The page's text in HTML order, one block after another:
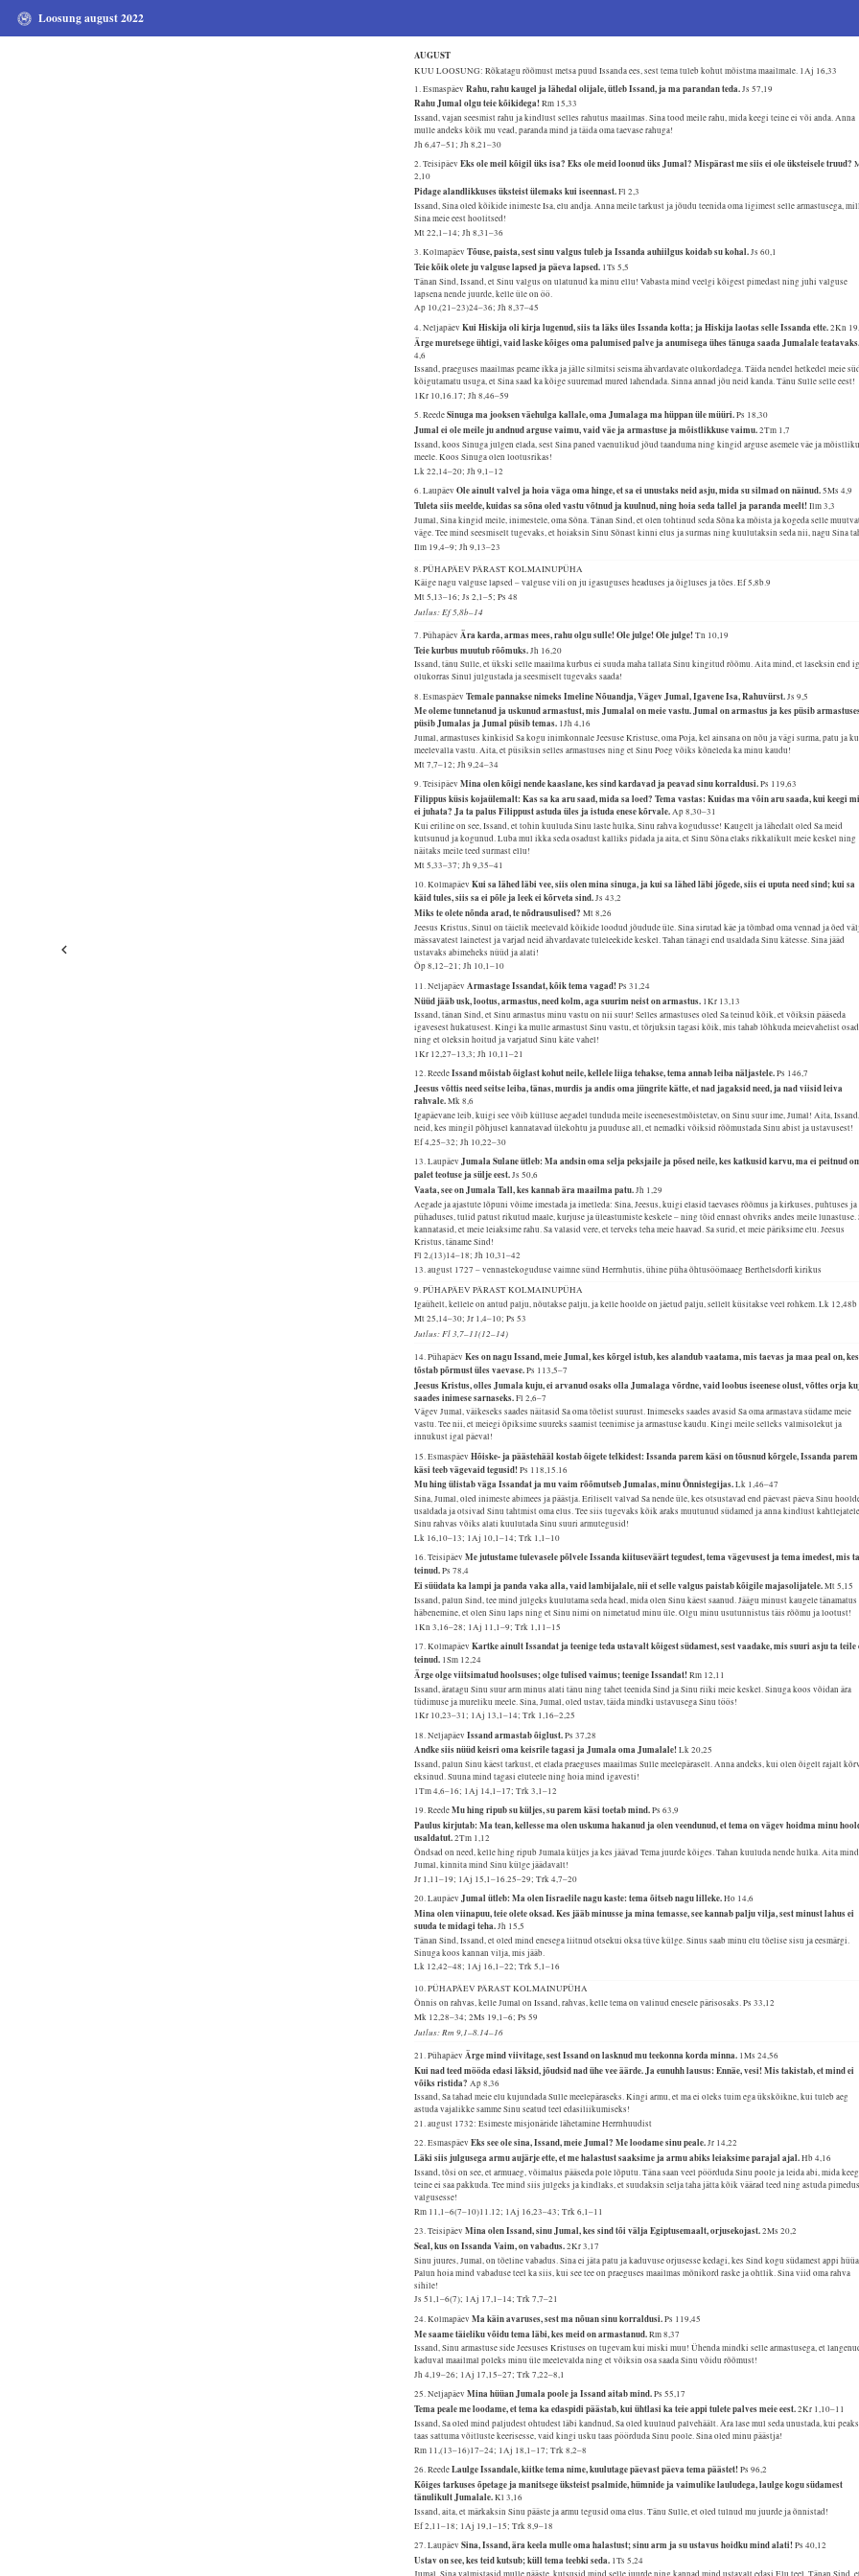
Loosung august 2022
AUGUST
KUU LOOSUNG: Rõkatagu rõõmust metsa puud Issanda ees, sest tema tuleb kohut mõistma maailmale. 1Aj 16,33
1. EsmaspäevRahu, rahu kaugel ja lähedal olijale, ütleb Issand, ja ma parandan teda.Js 57,19
Rahu Jumal olgu teie kõikidega!Rm 15,33
Issand, vajan seesmist rahu ja kindlust selles rahutus maailmas. Sina tood meile rahu, mida keegi teine ei või anda. Anna
mulle andeks kõik mu vead, paranda mind ja täida oma taevase rahuga!
Jh 6,47–51; Jh 8,21–30
2. TeisipäevEks ole meil kõigil üks isa? Eks ole meid loonud üks Jumal? Mispärast me siis ei ole üksteisele truud?
2,10
Pidage alandlikkuses üksteist ülemaks kui iseennast.Fl 2,3
Issand, Sina oled kõikide inimeste Isa, elu andja. Anna meile tarkust ja jõudu teenida oma ligimest selle armastusega,
Sina meie eest hoolitsed!
Mt 22,1–14; Jh 8,31–36
3. KolmapäevTõuse, paista, sest sinu valgus tuleb ja Issanda auhiilgus koidab su kohal.Js 60,1
Teie kõik olete ju valguse lapsed ja päeva lapsed. 1Ts 5,5
Tänan Sind, Issand, et Sinu valgus on ulatunud ka minu ellu! Vabasta mind veelgi kõigest pimedast ning juhi valguse
lapsena nende juurde, kelle üle on öö.
Ap 10,(21–23)24–36; Jh 8,37–45
4. NeljapäevKui Hiskija oli kirja lugenud, siis ta läks üles Issanda kotta; ja Hiskija laotas selle Issanda ette.2Kn
Ärge muretsege ühtigi, vaid laske kõiges oma palumised palve ja anumisega ühes tänuga saada Jumalale
4,6
Issand, praeguses maailmas peame ikka ja jälle silmitsi seisma ähvardavate olukordadega. Täida nendel hetkedel meie
kõigutamatu usuga, et Sina saad ka kõige suuremad mured lahendada. Sinna annad jõu neid kanda. Tänu Sulle selle eest!
1Kr 10,16.17; Jh 8,46–59
5. ReedeSinuga ma jooksen väehulga kallale, oma Jumalaga ma hüppan üle müüri.Ps 18,30
Jumal ei ole meile ju andnud arguse vaimu, vaid väe ja armastuse ja mõistlikkuse vaimu.2Tm 1,7
Issand, koos Sinuga julgen elada, sest Sina paned vaenulikud jõud taanduma ning kingid arguse asemele väe ja mõistliku
meele. Koos Sinuga olen lootusrikas!
Lk 22,14–20; Jh 9,1–12
6. LaupäevOle ainult valvel ja hoia väga oma hinge, et sa ei unustaks neid asju, mida su silmad on näinud.5Ms 4,9
Tuleta siis meelde, kuidas sa sõna oled vastu võtnud ja kuulnud, ning hoia seda tallel ja paranda meelt!Ilm 3,3
Jumal, Sina kingid meile, inimestele, oma Sõna. Tänan Sind, et olen tohtinud seda Sõna ka mõista ja kogeda selle
väge. Tee mind seesmiselt tugevaks, et hoiaksin Sinu Sõnast kinni elus ja surmas ning kuulutaksin seda nii, nagu Sina
Ilm 19,4–9; Jh 9,13–23
8. PÜHAPÄEV PÄRAST KOLMAINUPÜHA
Käige nagu valguse lapsed – valguse vili on ju igasuguses headuses ja õigluses ja tões.Ef 5,8b.9
Mt 5,13–16; Js 2,1–5; Ps 48
Jutlus: Ef 5,8b–14
7. PühapäevÄra karda, armas mees, rahu olgu sulle! Ole julge! Ole julge!Tn 10,19
Teie kurbus muutub rõõmuks.Jh 16,20
Issand, tänu Sulle, et ükski selle maailma kurbus ei suuda maha tallata Sinu kingitud rõõmu. Aita mind, et laseksin end
olukorras Sinul julgustada ja seesmiselt tugevaks saada!
8. EsmaspäevTemale pannakse nimeks Imeline Nõuandja, Vägev Jumal, Igavene Isa, Rahuvürst.Js 9,5
Me oleme tunnetanud ja uskunud armastust, mis Jumalal on meie vastu. Jumal on armastus ja kes püsib
püsib Jumalas ja Jumal püsib temas. 1Jh 4,16
Jumal, armastuses kinkisid Sa kogu inimkonnale Jeesuse Kristuse, oma Poja, kel ainsana on nõu ja vägi surma, patu ja
meelevalla vastu. Aita, et püsiksin selles armastuses ning et Sinu Poeg võiks kõneleda ka minu kaudu!
Mt 7,7–12; Jh 9,24–34
9. TeisipäevMina olen kõigi nende kaaslane, kes sind kardavad ja peavad sinu korraldusi.Ps 119,63
Filippus küsis kojaülemalt: Kas sa ka aru saad, mida sa loed? Tema vastas: Kuidas ma võin aru saada, kui keegi
ei juhata? Ja ta palus Filippust astuda üles ja istuda enese kõrvale.Ap 8,30–31
Kui eriline on see, Issand, et tohin kuuluda Sinu laste hulka, Sinu rahva kogudusse! Kaugelt ja lähedalt oled Sa meid
kutsunud ja kogunud. Luba mul ikka seda osadust kalliks pidada ja aita, et Sinu Sõna elaks rikkalikult meie keskel ning
näitaks meile teed surmast ellu!
Mt 5,33–37; Jh 9,35–41
10. KolmapäevKui sa lähed läbi vee, siis olen mina sinuga, ja kui sa lähed läbi jõgede, siis ei uputa need sind; kui sa
käid tules, siis sa ei põle ja leek ei kõrveta sind.Js 43,2
Miks te olete nõnda arad, te nõdrausulised?Mt 8,26
Jeesus Kristus, Sinul on täielik meelevald kõikide loodud jõudude üle. Sina sirutad käe ja tõmbad oma vennad ja õed
mässavatest lainetest ja varjad neid ähvardavate tuleleekide keskel. Tahan tänagi end usaldada Sinu kätesse. Sina jääd
ustavaks abimeheks nüüd ja alati!
Õp 8,12–21; Jh 10,1–10
11. NeljapäevArmastage Issandat, kõik tema vagad!Ps 31,24
Nüüd jääb usk, lootus, armastus, need kolm, aga suurim neist on armastus. 1Kr 13,13
Issand, tänan Sind, et Sinu armastus minu vastu on nii suur! Selles armastuses oled Sa teinud kõik, et võiksin pääseda
igavesest hukatusest. Kingi ka mulle armastust Sinu vastu, et tõrjuksin tagasi kõik, mis tahab lõhkuda meievahelist
ning et oleksin hoitud ja varjatud Sinu käte vahel!
1Kr 12,27–13,3; Jh 10,11–21
12. ReedeIssand mõistab õiglast kohut neile, kellele liiga tehakse, tema annab leiba näljastele.Ps 146,7
Jeesus võttis need seitse leiba, tänas, murdis ja andis oma jüngrite kätte, et nad jagaksid need, ja nad viisid leiva
rahvale.Mk 8,6
Igapäevane leib, kuigi see võib külluse aegadel tunduda meile iseenesestmõistetav, on Sinu suur ime, Jumal! Aita, Issand,
neid, kes mingil põhjusel kannatavad ülekohtu ja puuduse all, et nemadki võiksid rõõmustada Sinu abist ja ustavusest!
Ef 4,25–32; Jh 10,22–30
13. LaupäevJumala Sulane ütleb: Ma andsin oma selja peksjaile ja põsed neile, kes katkusid karvu, ma ei peitnud
palet teotuse ja sülje eest.Js 50,6
Vaata, see on Jumala Tall, kes kannab ära maailma patu.Jh 1,29
Aegade ja ajastute lõpuni võime imestada ja imetleda: Sina, Jeesus, kuigi elasid taevases rõõmus ja kirkuses, puhtuses ja
pühaduses, tulid patust rikutud maale, kurjuse ja üleastumiste keskele – ning tõid ennast ohvriks andes meile lunastuse.
kannatasid, et meie leiaksime rahu. Sa valasid vere, et terveks teha meie haavad. Sa surid, et meie päriksime elu. Jeesus
Kristus, täname Sind!
Fl 2,(13)14–18; Jh 10,31–42
13. august 1727 – vennastekoguduse vaimne sünd Herrnhutis, ühine püha õhtusöömaaeg Berthelsdorfi kirikus
9. PÜHAPÄEV PÄRAST KOLMAINUPÜHA
Igaühelt, kellele on antud palju, nõutakse palju, ja kelle hoolde on jäetud palju, sellelt küsitakse veel rohkem.Lk 12,48b
Mt 25,14–30; Jr 1,4–10; Ps 53
Jutlus: Fl 3,7–11(12–14)
14. PühapäevKes on nagu Issand, meie Jumal, kes kõrgel istub, kes alandub vaatama, mis taevas ja maa peal on, kes
tõstab põrmust üles vaevase.Ps 113,5–7
Jeesus Kristus, olles Jumala kuju, ei arvanud osaks olla Jumalaga võrdne, vaid loobus iseenese olust, võttes orja
saades inimese sarnaseks.Fl 2,6–7
Vägev Jumal, väikeseks saades näitasid Sa oma tõelist suurust. Inimeseks saades avasid Sa oma armastava südame meie
vastu. Tee nii, et meiegi õpiksime suureks saamist teenimise ja armastuse kaudu. Kingi meile selleks valmisolekut ja
innukust igal päeval!
15. EsmaspäevHõiske- ja päästehääl kostab õigete telkidest: Issanda parem käsi on tõusnud kõrgele, Issanda parem
käsi teeb vägevaid tegusid!Ps 118,15.16
Mu hing ülistab väga Issandat ja mu vaim rõõmutseb Jumalas, minu Õnnistegijas.Lk 1,46–47
Sina, Jumal, oled inimeste abimees ja päästja. Eriliselt valvad Sa nende üle, kes otsustavad end päevast päeva Sinu
usaldada ja otsivad Sinu tahtmist oma elus. Tee siis tugevaks kõik araks muutunud südamed ja anna kindlust
Sinu rahvas võiks alati kuulutada Sinu suuri armutegusid!
Lk 16,10–13; 1Aj 10,1–14; Trk 1,1–10
16. TeisipäevMe jutustame tulevasele põlvele Issanda kiituseväärt tegudest, tema vägevusest ja tema imedest, mis
teinud.Ps 78,4
Ei süüdata ka lampi ja panda vaka alla, vaid lambijalale, nii et selle valgus paistab kõigile majasolijatele.Mt 5,15
Issand, palun Sind, tee mind julgeks kuulutama seda head, mida olen Sinu käest saanud. Jäägu minust kaugele
häbenemine, et olen Sinu laps ning et Sinu nimi on nimetatud minu üle. Olgu minu usutunnistus täis rõõmu ja lootust!
1Kn 3,16–28; 1Aj 11,1–9; Trk 1,11–15
17. KolmapäevKartke ainult Issandat ja teenige teda ustavalt kõigest südamest, sest vaadake, mis suuri asju ta teile
teinud. 1Sm 12,24
Ärge olge viitsimatud hoolsuses; olge tulised vaimus; teenige Issandat!Rm 12,11
Issand, äratagu Sinu suur arm minus alati tänu ning tahet teenida Sind ja Sinu riiki meie keskel. Sinuga koos võidan ära
tüdimuse ja mureliku meele. Sina, Jumal, oled ustav, täida mindki ustavusega Sinu töös!
1Kr 10,23–31; 1Aj 13,1–14; Trk 1,16–2,25
18. NeljapäevIssand armastab õiglust.Ps 37,28
Andke siis nüüd keisri oma keisrile tagasi ja Jumala oma Jumalale!Lk 20,25
Issand, palun Sinu käest tarkust, et elada praeguses maailmas Sulle meelepäraselt. Anna andeks, kui olen õigelt rajalt
eksinud. Suuna mind tagasi eluteele ning hoia mind igavesti!
1Tm 4,6–16; 1Aj 14,1–17; Trk 3,1–12
19. ReedeMu hing ripub su küljes, su parem käsi toetab mind.Ps 63,9
Paulus kirjutab: Ma tean, kellesse ma olen uskuma hakanud ja olen veendunud, et tema on vägev hoidma minu
usaldatut.2Tm 1,12
Õndsad on need, kelle hing ripub Jumala küljes ja kes jäävad Tema juurde kõiges. Tahan kuuluda nende hulka. Aita
Jumal, kinnita mind Sinu külge jäädavalt!
Jr 1,11–19; 1Aj 15,1–16.25–29; Trk 4,7–20
20. LaupäevJumal ütleb: Ma olen Iisraelile nagu kaste: tema õitseb nagu lilleke.Ho 14,6
Mina olen viinapuu, teie olete oksad. Kes jääb minusse ja mina temasse, see kannab palju vilja, sest minust lahus ei
suuda te midagi teha.Jh 15,5
Tänan Sind, Issand, et oled mind enesega liitnud otsekui oksa tüve külge. Sinus saab minu elu tõelise sisu ja eesmärgi.
Sinuga koos kannan vilja, mis jääb.
Lk 12,42–48; 1Aj 16,1–22; Trk 5,1–16
10. PÜHAPÄEV PÄRAST KOLMAINUPÜHA
Õnnis on rahvas, kelle Jumal on Issand, rahvas, kelle tema on valinud enesele pärisosaks.Ps 33,12
Mk 12,28–34; 2Ms 19,1–6; Ps 59
Jutlus: Rm 9,1–8.14–16
21. PühapäevÄrge mind viivitage, sest Issand on lasknud mu teekonna korda minna. 1Ms 24,56
Kui nad teed mööda edasi läksid, jõudsid nad ühe vee äärde. Ja eunuhh lausus: Ennäe, vesi! Mis takistab, et mind ei
võiks ristida? Ap 8,36
Issand, Sa tahad meie elu kujundada Sulle meelepäraseks. Kingi armu, et ma ei oleks tuim ega ükskõikne, kui tuleb aeg
astuda vajalikke samme Sinu seatud teel edasiliikumiseks!
21. august 1732: Esimeste misjonäride lähetamine Herrnhuudist
22. EsmaspäevEks see ole sina, Issand, meie Jumal? Me loodame sinu peale.Jr 14,22
Läki siis julgusega armu aujärje ette, et me halastust saaksime ja armu abiks leiaksime parajal ajal.Hb 4,16
Issand, tõsi on see, et armuaeg, võimalus pääseda pole lõputu. Täna saan veel pöörduda Sinu poole ja leida abi, mida
teine ei saa pakkuda. Tee mind siis julgeks ja kindlaks, et suudaksin selja taha jätta kõik väärad teed ning astuda
valgusesse!
Rm 11,1–6(7–10)11.12; 1Aj 16,23–43; Trk 6,1–11
23. TeisipäevMina olen Issand, sinu Jumal, kes sind tõi välja Egiptusemaalt, orjusekojast.2Ms 20,2
Seal, kus on Issanda Vaim, on vabadus.2Kr 3,17
Sinu juures, Jumal, on tõeline vabadus. Sina ei jäta patu ja kaduvuse orjusesse kedagi, kes Sind kogu südamest appi
Palun hoia mind vabaduse teel ka siis, kui see tee on praeguses maailmas mõnikord raske ja ohtlik. Sina viid oma rahva
sihile!
Js 51,1–6(7); 1Aj 17,1–14; Trk 7,7–21
24. KolmapäevMa käin avaruses, sest ma nõuan sinu korraldusi.Ps 119,45
Me saame täieliku võidu tema läbi, kes meid on armastanud.Rm 8,37
Issand, Sinu armastuse side Jeesuses Kristuses on tugevam kui miski muu! Ühenda mindki selle armastusega, et
kaduval maailmal poleks minu üle meelevalda ning et võiksin osa saada Sinu võidu rõõmust!
Jh 4,19–26; 1Aj 17,15–27; Trk 7,22–8,1
25. NeljapäevMina hüüan Jumala poole ja Issand aitab mind.Ps 55,17
Tema peale me loodame, et tema ka edaspidi päästab, kui ühtlasi ka teie appi tulete palves meie eest.2Kr 1,10–11
Issand, Sa oled mind paljudest ohtudest läbi kandnud, Sa oled kuulnud palvehäält. Ära lase mul seda unustada, kui
taas sattuma võitluste keerisesse, vaid kingi usku taas pöörduda Sinu poole. Sina oled minu päästja!
Rm 11,(13–16)17–24; 1Aj 18,1–17; Trk 8,2–8
26. ReedeLaulge Issandale, kiitke tema nime, kuulutage päevast päeva tema päästet!Ps 96,2
Kõiges tarkuses õpetage ja manitsege üksteist psalmide, hümnide ja vaimulike lauludega, laulge kogu südamest
tänulikult Jumalale.Kl 3,16
Issand, aita, et märkaksin Sinu pääste ja armu tegusid oma elus. Tänu Sulle, et oled tulnud mu juurde ja õnnistad!
Ef 2,11–18; 1Aj 19,1–15; Trk 8,9–18
27. LaupäevSina, Issand, ära keela mulle oma halastust; sinu arm ja su ustavus hoidku mind alati!Ps 40,12
Ustav on see, kes teid kutsub; küll tema teebki seda. 1Ts 5,24